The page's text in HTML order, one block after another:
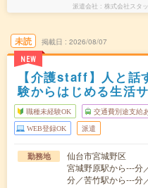
派遣会社 株式会社スタ
未読
NEW
掲載日 2026/08/07
【介護staff】人と話
験からはじめる生活
職種未経験OK 交通費別途支給
WEB登録OK 派遣
勤務地
仙台市宮城野区
宮城野原駅から---分
分／苦竹駅から---分